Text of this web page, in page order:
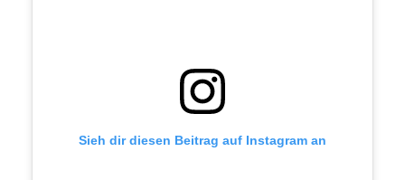
Sieh dir diesen Beitrag auf Instagram an